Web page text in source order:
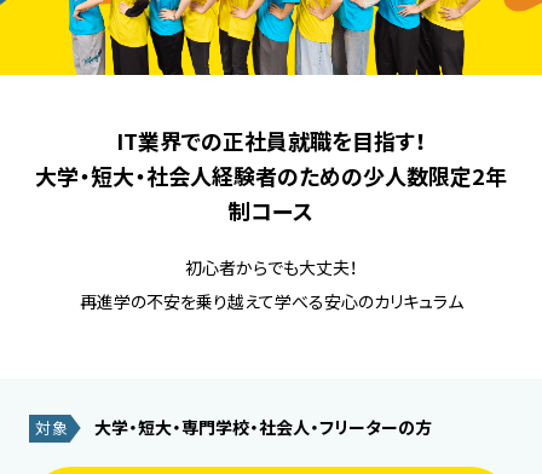
IT業界での正社員就職を目指す！
大学・短大・社会人経験者のための少人数限定2年
制コース
初心者からでも大丈夫！
再進学の不安を乗り越えて学べる安心のカリキュラム
対象 大学・短大・専門学校・社会人・フリーターの方